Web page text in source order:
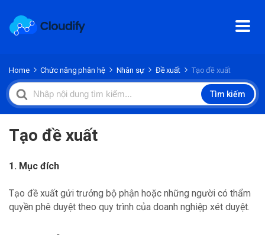
Home Chức năng phân hệ Nhân sự Đề xuất Tạo đề xuất
Search
For
Tìm kiếm
Tạo đề xuất
1. Mục đích
Tạo đề xuất gửi trưởng bộ phận hoặc những người có thẩm
quyền phê duyệt theo quy trình của doanh nghiệp xét duyệt.